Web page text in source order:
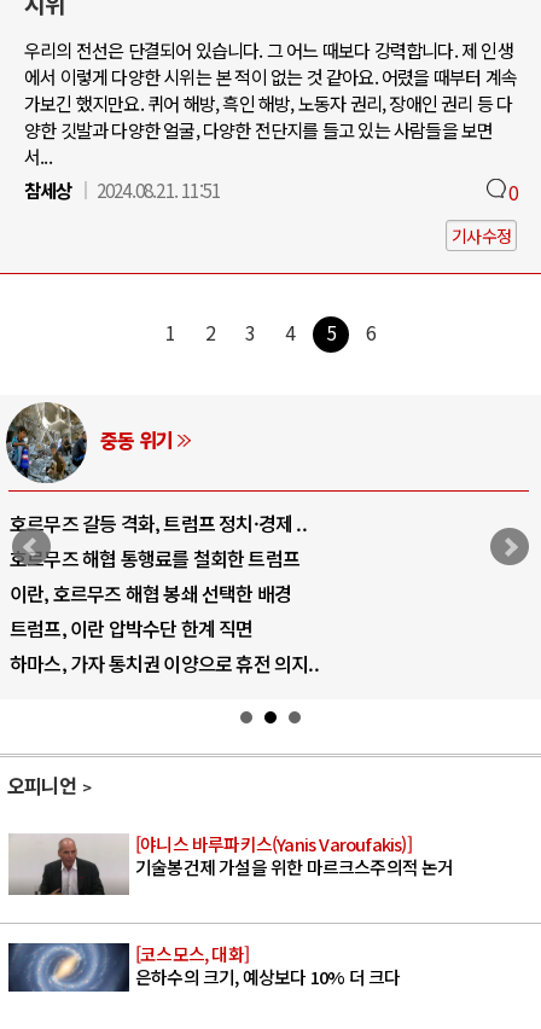
우리의 전선은 단결되어 있습니다. 그 어느 때보다 강력합니다. 제 인생
에서 이렇게 다양한 시위는 본 적이 없는 것 같아요. 어렸을 때부터 계속
가보긴 했지만요. 퀴어 해방, 흑인 해방, 노동자 권리, 장애인 권리 등 다
양한 깃발과 다양한 얼굴, 다양한 전단지를 들고 있는 사람들을 보면
서...
참세상
2024.08.21. 11:51 0
기사수정
1 2 3 4 5 6
AI와 인간
중국 AI, 저가 공세로 글로벌 토큰 시..
AI 국부펀드 구상 놓고 미국 진보진영 ..
AI 데이터센터 반대 투쟁은 새로운 글로..
AI의 숨은 환경 비용: 데이터센터 확산..
AI는 어떻게 미국 민주주의를 잠식하고 ..
오피니언
[야니스 바루파키스(Yanis Varoufakis)]
기술봉건제 가설을 위한 마르크스주의적 논거
[코스모스, 대화]
은하수의 크기, 예상보다 10% 더 크다